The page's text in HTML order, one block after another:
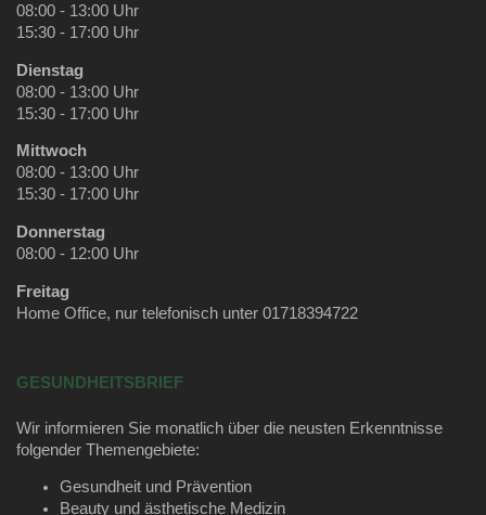
08:00 - 13:00 Uhr
15:30 - 17:00 Uhr
Dienstag
08:00 - 13:00 Uhr
15:30 - 17:00 Uhr
Mittwoch
08:00 - 13:00 Uhr
15:30 - 17:00 Uhr
Donnerstag
08:00 - 12:00 Uhr
Freitag
Home Office, nur telefonisch unter 01718394722
GESUNDHEITSBRIEF
Wir informieren Sie monatlich über die neusten Erkenntnisse
folgender Themengebiete:
Gesundheit und Prävention
Beauty und ästhetische Medizin